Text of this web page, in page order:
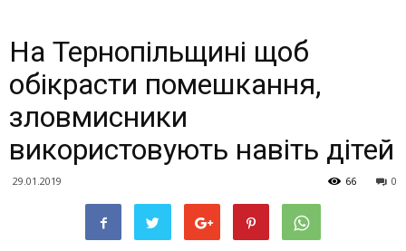
На Тернопільщині щоб
обікрасти помешкання,
зловмисники
використовують навіть дітей
29.01.2019 0
66